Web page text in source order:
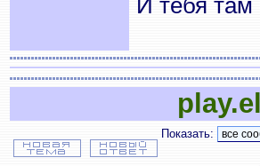
И тебя
Показать: